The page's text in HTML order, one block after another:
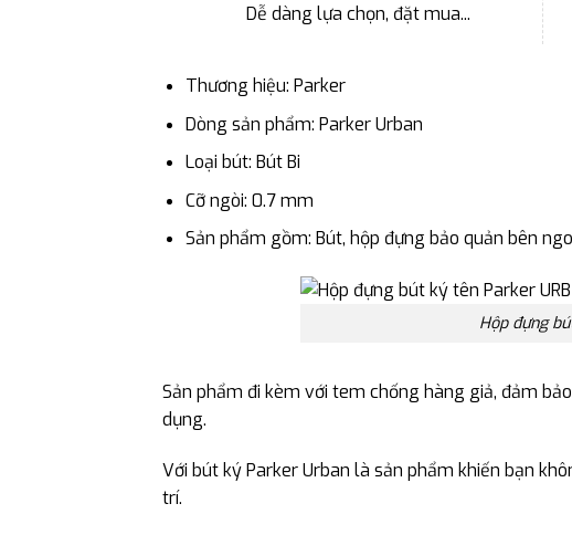
Dễ dàng lựa chọn, đặt mua...
Thương hiệu: Parker
Dòng sản phẩm: Parker Urban
Loại bút: Bút Bi
Cỡ ngòi: 0.7 mm
Sản phẩm gồm: Bút, hộp đựng bảo quản bên
Hộp đựng
Sản phẩm đi kèm với tem chống hàng giả, đảm
dụng.
Với bút ký Parker Urban là sản phẩm khiến bạn
trí.